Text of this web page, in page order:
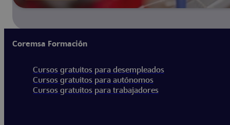
Coremsa Formación
Cursos gratuitos para desempleados
Cursos gratuitos para autónomos
Cursos gratuitos para trabajadores